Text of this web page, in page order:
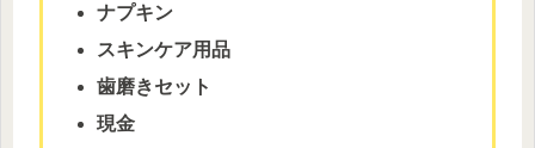
ナプキン
スキンケア用品
歯磨きセット
現金